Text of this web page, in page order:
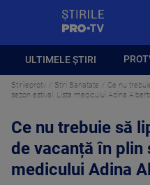
ULTIMELE ȘTIRI
Stirileprotv Stiri Sanatate
Ce nu
sezon estival. Lista medicului Adina
Ce nu trebuie să
de vacanță în plin
medicului Adina